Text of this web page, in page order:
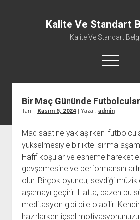
Kalite Ve Standart
Kalite Ve Standart
menüyü
aç
Bir Maç Gününde
Tarih: Kasım 5, 2024| Yazar: admin
Maç saatine yaklaşırken,
yükselmesiyle birlikte ısınma
Hafif koşular ve esneme
gevşemesine ve performansın
olur. Birçok oyuncu, sevdiği
aşamayı geçirir. Hatta, bazen bu
meditasyon gibi bile olabilir.
hazırlarken içsel